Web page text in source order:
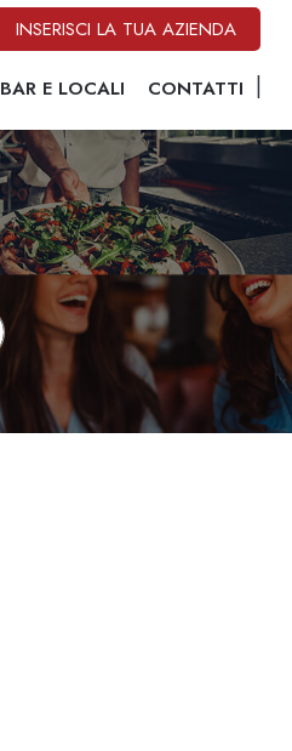
INSERISCI LA TUA AZIENDA
BAR E LOCALI CONTATTI